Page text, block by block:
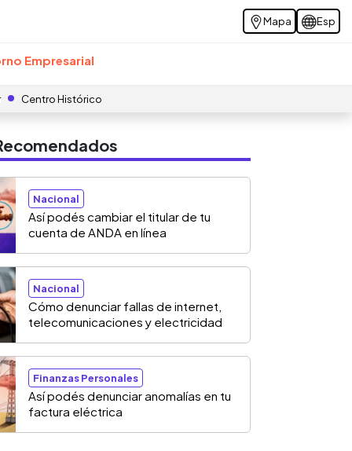
Mapa Esp
Empresarial
Centro Histórico
Nacional
Así podés cambiar el titular de tu
cuenta de ANDA en línea
Nacional
Cómo denunciar fallas de internet,
telecomunicaciones y electricidad
Finanzas Personales
Así podés denunciar anomalías en tu
factura eléctrica